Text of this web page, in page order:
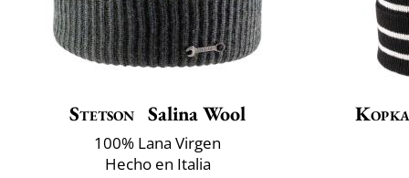
Stetson Salina Wool
100% Lana Virgen
Hecho en Italia
Kopka